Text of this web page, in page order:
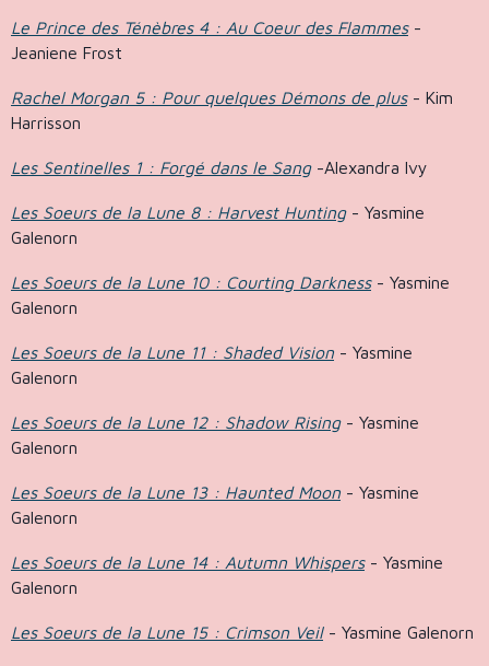
Le Prince des Ténèbres 4 : Au Coeur des Flammes-
Jeaniene Frost
Rachel Morgan 5 : Pour quelques Démons de plus- Kim
Harrisson
Les Sentinelles 1 : Forgé dans le Sang-Alexandra Ivy
Les Soeurs de la Lune 8 : Harvest Hunting- Yasmine
Galenorn
Les Soeurs de la Lune 10 : Courting Darkness- Yasmine
Galenorn
Les Soeurs de la Lune 11 : Shaded Vision - Yasmine
Galenorn
Les Soeurs de la Lune 12 : Shadow Rising- Yasmine
Galenorn
Les Soeurs de la Lune 13 : Haunted Moon - Yasmine
Galenorn
Les Soeurs de la Lune 14 : Autumn Whispers- Yasmine
Galenorn
Les Soeurs de la Lune 15 : Crimson Veil- Yasmine Galenorn